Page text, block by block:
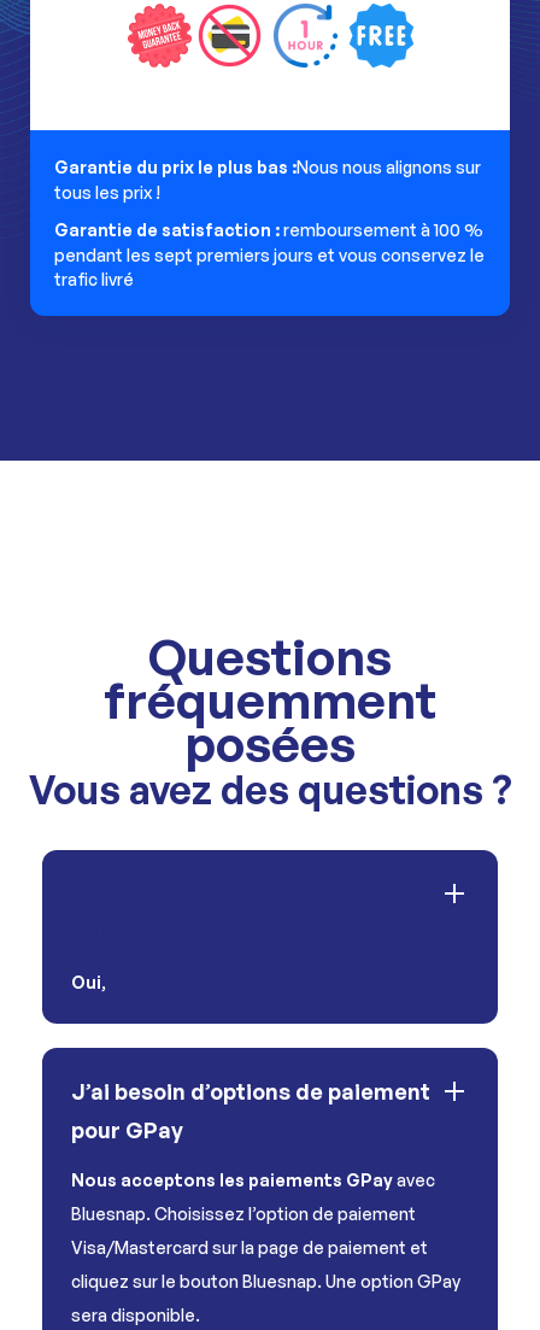
Garantie du prix le plus bas :Nous nous alignons sur
tous les prix !
Garantie de satisfaction :remboursement à 100 %
pendant les sept premiers jours et vous conservez le
trafic livré
Questions
fréquemment
posées
Vous avez des questions ?
Oui,
J’ai besoin d’options de paiement
pour GPay
Nous acceptons les paiements GPayavec
Bluesnap. Choisissez l’option de paiement
Visa/Mastercard sur la page de paiement et
cliquez sur le bouton Bluesnap. Une option GPay
sera disponible.